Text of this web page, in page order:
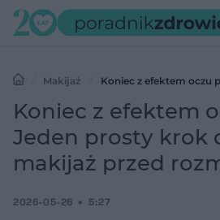
Makijaż
Koniec z efektem oczu
chroni makijaż przed rozmazywaniem
Koniec z efektem
Jeden prosty krok
makijaż przed
2026-05-26 5:27